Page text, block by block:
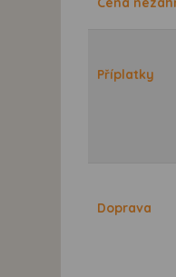
Příplatky
Doprava